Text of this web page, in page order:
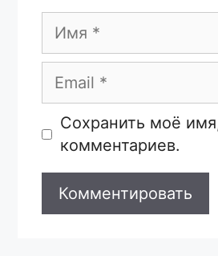
Имя
Email
Сайт
Сохранить моё
комментариев.